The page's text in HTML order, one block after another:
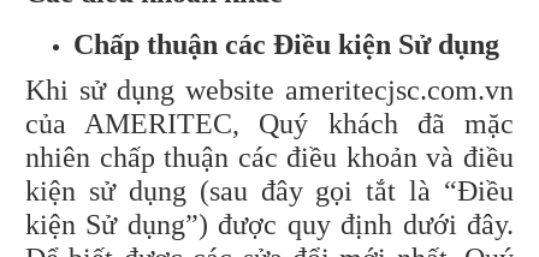
Chấp thuận các Điều kiện Sử dụng
Khi sử dụng website ameritecjsc.com.vn
của AMERITEC, Quý khách đã mặc
nhiên chấp thuận các điều khoản và điều
kiện sử dụng (sau đây gọi tắt là “Điều
kiện Sử dụng”) được quy định dưới đây.